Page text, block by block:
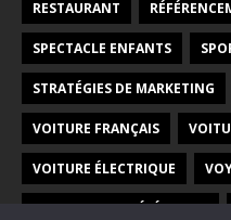
RESTAURANT
SPECTACLE ENFANTS
STRATÉGIES DE MARKETING
VOITURE FRANÇAIS
VOITURE ÉLECTRIQUE
VOYANCE PAR TÉLÉPHONE